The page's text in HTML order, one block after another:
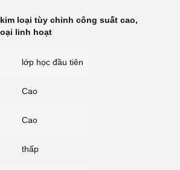
loại tùy chỉnh công suất cao,
linh hoạt
lớp học đầu tiên
Cao
Cao
thấp